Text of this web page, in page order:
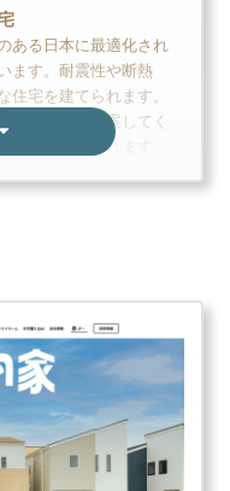
了
】
り寄せる
始めよう
いくら？
悔した点、良かった
ある日本に最適化され
ます。耐震性や断熱
宅を建てられます。
ンプランを提案してく
心して任せられます。
提供することで、省
ているため、コストを
能です。
ミ評判／
スクロールできます